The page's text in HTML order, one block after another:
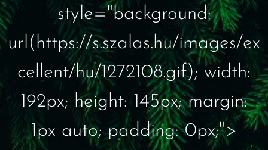
style="background:
url(https://s.szalas.hu/images/ex
cellent/hu/1272108.gif); width:
192px; height: 145px; margin:
1px auto; padding: 0px;">